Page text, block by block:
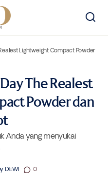
Lightweight Compact Powder
The Realest
Powder dan
Anda yang menyukai
DEWI 0